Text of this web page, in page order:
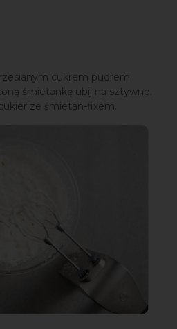
cukrem pudrem
śmietankę ubij na sztywno.
ze śmietan-fixem.